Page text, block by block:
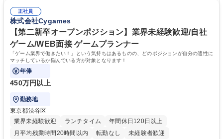
管理 ・福利厚生関連 ・職員からの問合せ、相談対応 ・その他日常の総務
業務全般 募集職種 【東京／文京区】公益財団法人の総務人事業務／年間
休日125日
正社員
株式会社Cygames
【第二新卒オープンポジション】業界未経験歓迎/自社
ゲーム/WEB面接 ゲームプランナー
「ゲーム業界で働きたい！」という気持ちはあるものの、どのポジションが自分の適性に
マッチしているか悩んでいる方が対象となります！
年俸
450万円以上
勤務地
東京都渋谷区
業界未経験歓迎
ランチタイム
年間休日120日以上
月平均残業時間20時間以内
転勤なし
未経験者歓迎